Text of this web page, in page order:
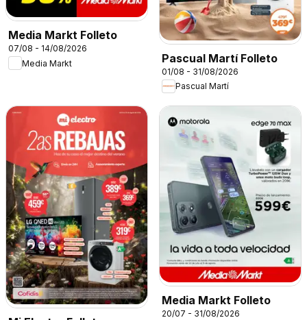
Media Markt Folleto
07/08 - 14/08/2026
Media Markt
Pascual Martí Folleto
01/08 - 31/08/2026
Pascual Martí
Media Markt Folleto
20/07 - 31/08/2026